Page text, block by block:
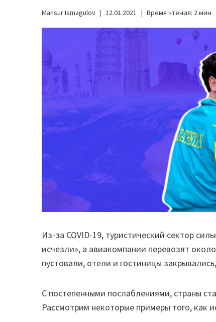
Mansur Ismagulov 12.01.2021 Время чтения: 2мин
Из-за COVID-19, туристический сектор
исчезли», а авиакомпании перевозят
пустовали, отели и гостиницы
С постепенными послаблениями, страны
Рассмотрим некоторые примеры того, как